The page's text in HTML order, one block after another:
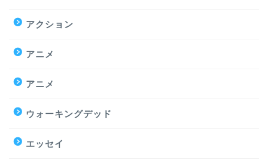
アクション
アニメ
アニメ
ウォーキングデッド
エッセイ